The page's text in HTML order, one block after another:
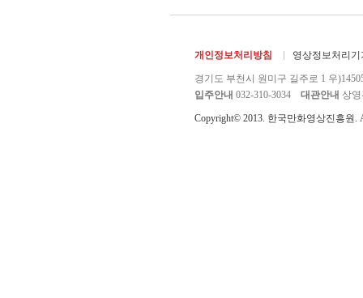
개인정보처리방침 영상정보처리기
경기도 부천시 원미구 길주로 1 우
입주안내 032-310-3034 대관안내 상영
Copyright© 2013. 한국만화영상진흥원.